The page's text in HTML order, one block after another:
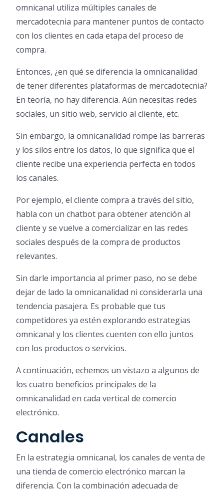
omnicanal utiliza múltiples canales de
mercadotecnia para mantener puntos de contacto
con los clientes en cada etapa del proceso de
compra.
Entonces, ¿en qué se diferencia la omnicanalidad
de tener diferentes plataformas de mercadotecnia?
En teoría, no hay diferencia. Aún necesitas redes
sociales, un sitio web, servicio al cliente, etc.
Sin embargo, la omnicanalidad rompe las barreras
y los silos entre los datos, lo que significa que el
cliente recibe una experiencia perfecta en todos
los canales.
Por ejemplo, el cliente compra a través del sitio,
habla con un chatbot para obtener atención al
cliente y se vuelve a comercializar en las redes
sociales después de la compra de productos
relevantes.
Sin darle importancia al primer paso, no se debe
dejar de lado la omnicanalidad ni considerarla una
tendencia pasajera. Es probable que tus
competidores ya estén explorando estrategias
omnicanal y los clientes cuenten con ello juntos
con los productos o servicios.
A continuación, echemos un vistazo a algunos de
los cuatro beneficios principales de la
omnicanalidad en cada vertical de comercio
electrónico.
Canales
En la estrategia omnicanal, los canales de venta de
una tienda de comercio electrónico marcan la
diferencia. Con la combinación adecuada de